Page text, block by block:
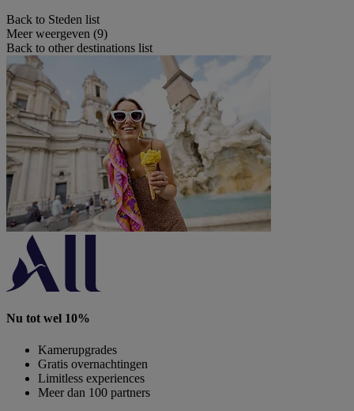
Back to Steden list
Meer weergeven (9)
Back to other destinations list
Nu tot wel 10%
Kamerupgrades
Gratis overnachtingen
Limitless experiences
Meer dan 100 partners